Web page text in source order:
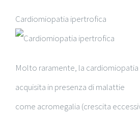
Cardiomiopatia ipertrofica
Molto raramente, la
acquisita in presenza di malattie
come acromegalia (crescita